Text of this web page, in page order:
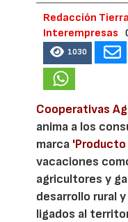
Redacción
Interempresas
1030
Cooperativas
anima a los
marca
vacaciones
agricultores y
desarrollo rural
ligados al